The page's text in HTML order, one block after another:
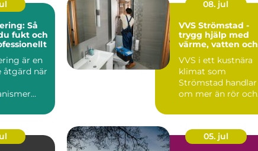
Så
fukt och
är en
åtgärd när
08. jul
VVS Strömstad -
trygg hjälp med
värme, vatten och
VVS i ett kustnära
klimat som
Strömstad handlar
om mer än rör och
05. jul